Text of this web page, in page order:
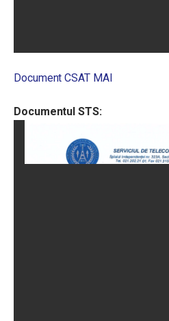
Document CSAT MAI
Documentul STS: